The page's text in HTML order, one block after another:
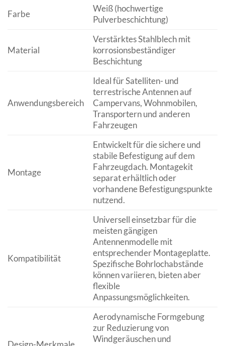
Farbe
Weiß (hochwertige
Pulverbeschichtung)
Material
Verstärktes Stahlblech mit
korrosionsbeständiger
Beschichtung
Anwendungsbereich
Ideal für Satelliten- und
terrestrische Antennen auf
Campervans, Wohnmobilen,
Transportern und anderen
Fahrzeugen
Montage
Entwickelt für die sichere und
stabile Befestigung auf dem
Fahrzeugdach. Montagekit
separat erhältlich oder
vorhandene Befestigungspunkte
nutzend.
Kompatibilität
Universell einsetzbar für die
meisten gängigen
Antennenmodelle mit
entsprechender Montageplatte.
Spezifische Bohrlochabstände
können variieren, bieten aber
flexible
Anpassungsmöglichkeiten.
Aerodynamische Formgebung
zur Reduzierung von
Windgeräuschen und